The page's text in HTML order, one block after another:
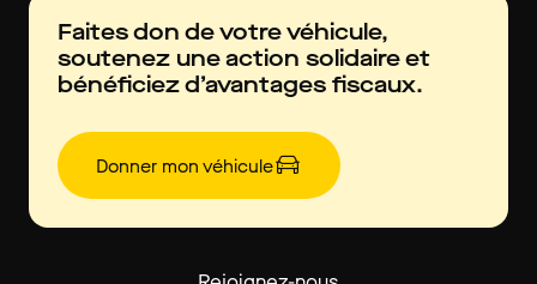
Faites don de votre véhicule,
soutenez une action solidaire et
bénéficiez d’avantages fiscaux.
Donner mon véhicule